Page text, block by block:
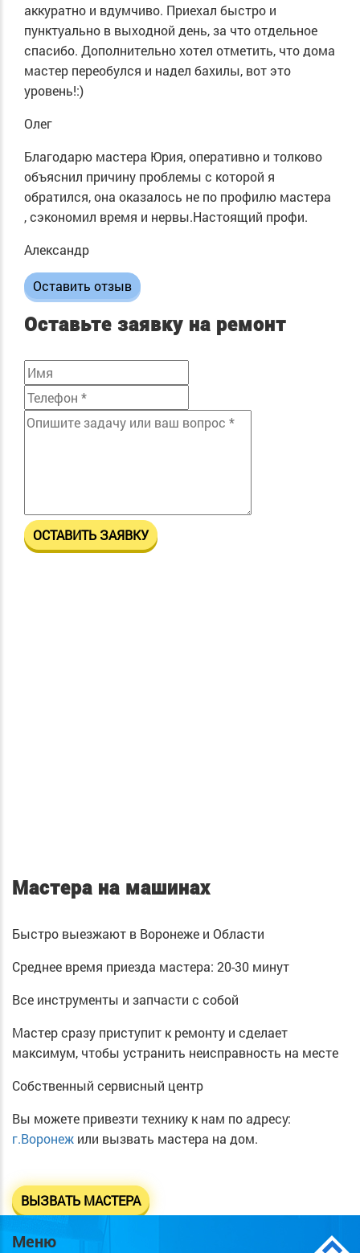
аккуратно и вдумчиво. Приехал быстро и
пунктуально в выходной день, за что отдельное
спасибо. Дополнительно хотел отметить, что дома
мастер переобулся и надел бахилы, вот это
уровень!:)
Олег
Благодарю мастера Юрия, оперативно и толково
объяснил причину проблемы с которой я
обратился, она оказалось не по профилю мастера
, сэкономил время и нервы.Настоящий профи.
Александр
Оставить отзыв
Оставьте заявку на ремонт
Мастера на машинах
Быстро выезжают в Воронеже и Области
Среднее время приезда мастера: 20-30 минут
Все инструменты и запчасти с собой
Мастер сразу приступит к ремонту и сделает
максимум, чтобы устранить неисправность на месте
Собственный сервисный центр
Вы можете привезти технику к нам по адресу:
г.Воронеж или вызвать мастера на дом.
ВЫЗВАТЬ МАСТЕРА
Меню